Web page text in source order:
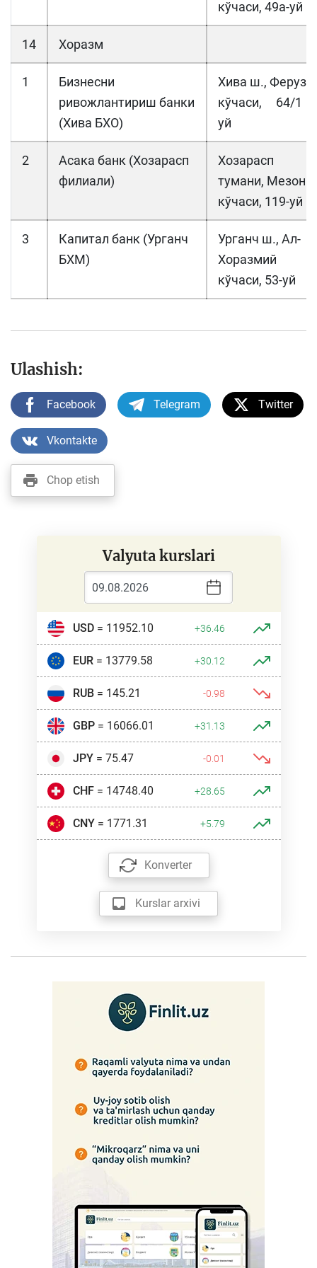
кўчаси, 49а-уй
14 Хоразм
1
Бизнесни
ривожлантириш банки
(Хива БХО)
Хива ш., Феруз
кўчаси, 64/1
уй
2
Асака банк (Хозарасп
филиали)
Хозарасп
тумани, Мезон
кўчаси, 119-уй
3
Капитал банк (Урганч
БХМ)
Урганч ш., Ал-
Хоразмий
кўчаси, 53-уй
Ulashish:
Facebook Telegram Twitter
Vkontakte
Chop etish
Valyuta kurslari
USD= 11952.10 +36.46
EUR= 13779.58 +30.12
RUB= 145.21 -0.98
GBP= 16066.01 +31.13
JPY= 75.47 -0.01
CHF= 14748.40 +28.65
CNY= 1771.31 +5.79
Konverter
Kurslar arxivi